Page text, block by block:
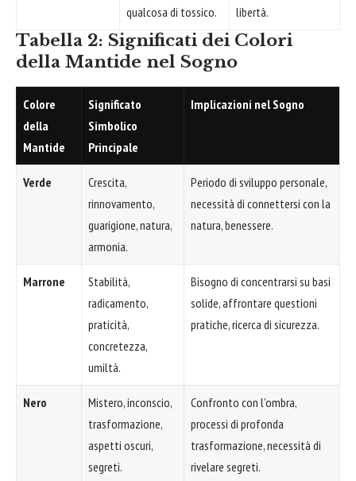
qualcosa di tossico.
libertà.
Tabella 2: Significati dei Colori
della Mantide nel Sogno
Colore
della
Mantide
Significato
Simbolico
Principale
Implicazioni nel Sogno
Verde
Crescita,
rinnovamento,
guarigione, natura,
armonia.
Periodo di sviluppo personale,
necessità di connettersi con la
natura, benessere.
Marrone
Stabilità,
radicamento,
praticità,
concretezza,
umiltà.
Bisogno di concentrarsi su basi
solide, affrontare questioni
pratiche, ricerca di sicurezza.
Nero
Mistero, inconscio,
trasformazione,
aspetti oscuri,
segreti.
Confronto con l'ombra,
processi di profonda
trasformazione, necessità di
rivelare segreti.